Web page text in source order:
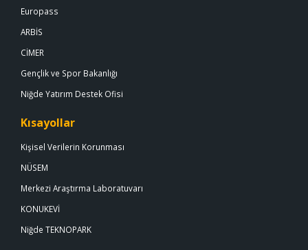
Europass
ARBİS
CİMER
Gençlik ve Spor Bakanlığı
Niğde Yatırım Destek Ofisi
Kısayollar
Kişisel Verilerin Korunması
NÜSEM
Merkezi Araştırma Laboratuvarı
KONUKEVİ
Niğde TEKNOPARK